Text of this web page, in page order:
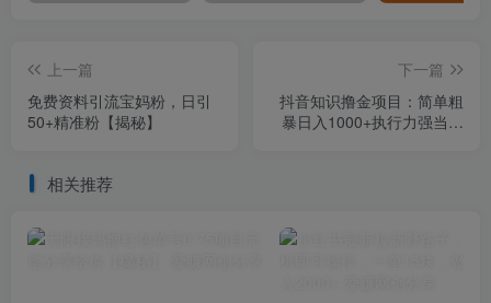
上一篇
免费资料引流宝妈粉，日引
50+精准粉【揭秘】
下一篇
抖音知识撸金项目：简单粗
暴日入1000+执行力强当天
相关推荐